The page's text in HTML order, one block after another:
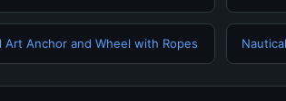
Art Anchor and Wheel with Ropes